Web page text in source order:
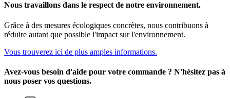
Nous travaillons dans le respect de notre environnement.
Grâce à des mesures écologiques concrètes, nous contribuons à
réduire autant que possible l'impact sur l'environnement.
Vous trouverez ici de plus amples informations.
Avez-vous besoin d'aide pour votre commande ? N'hésitez pas à
nous poser vos questions.